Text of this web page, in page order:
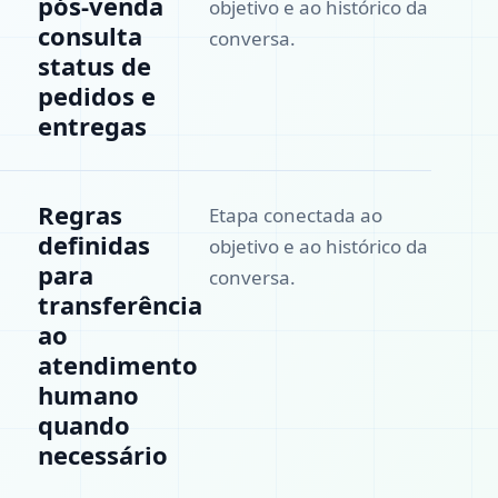
consulta
status de
pedidos e
entregas
objetivo e ao histórico da
conversa.
Regras
definidas
para
transferência
ao
atendimento
humano
quando
necessário
Etapa conectada ao
objetivo e ao histórico da
conversa.